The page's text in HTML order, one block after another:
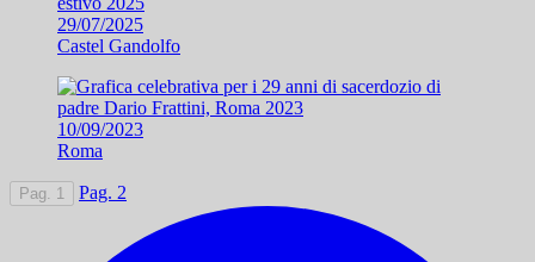
29/07/2025
Castel Gandolfo
10/09/2023
Roma
Pag. 1 Pag. 2